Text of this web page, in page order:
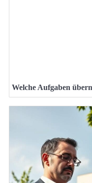
Welche Aufgaben